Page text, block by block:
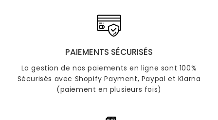
PAIEMENTS SÉCURISÉS
La gestion de nos paiements en ligne sont 100%
Sécurisés avec Shopify Payment, Paypal et Klarna
(paiement en plusieurs fois)